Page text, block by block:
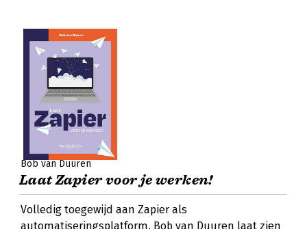
Bob van Duuren
Laat Zapier voor je werken!
Volledig toegewijd aan Zapier als
automatiseringsplatform. Bob van Duuren laat zien